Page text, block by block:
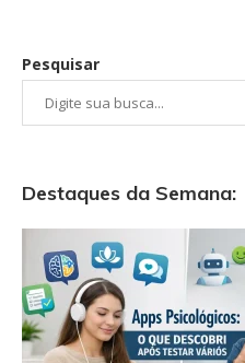
Pesquisar
Destaques da Semana: